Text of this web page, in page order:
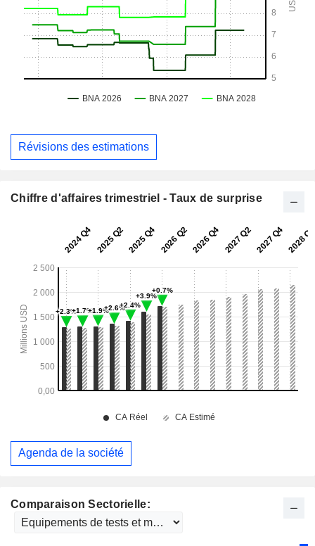
Comparaison Sectorielle:
Révisions des estimations
Chiffre d'affaires trimestriel - Taux de surprise
Agenda de la société